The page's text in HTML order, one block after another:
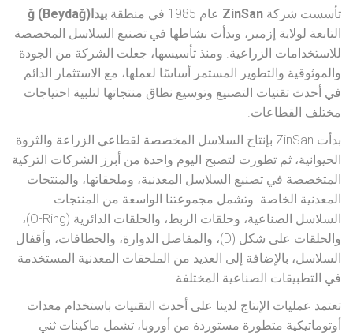
تأسست شركة ZinSan عام 1985 في منطقة
بيداğ (Beydağ)
التابعة لولاية إزمير، وبدأت نشاطها في تصنيع السلاسل المخصصة
للاستخدامات الزراعية. ومنذ تأسيسها، جعلت الشركة من الجودة
والموثوقية والتطوير المستمر أساسًا لعملها، مع الاستثمار الدائم
في أحدث تقنيات التصنيع وتوسيع نطاق منتجاتها لتلبية احتياجات
مختلف القطاعات.
بدأت ZinSan بإنتاج السلاسل المخصصة لقطاعي الزراعة والثروة
الحيوانية، ثم تطورت لتصبح اليوم واحدة من أبرز الشركات التركية
المتخصصة في تصنيع السلاسل المعدنية، وملحقاتها، والمنتجات
المعدنية الخاصة. وتشمل مجموعتنا الواسعة من المنتجات
السلاسل الصناعية، وحلقات الربط، والحلقات الدائرية (O-Ring)،
والحلقات على شكل (D)، والمفاصل الدوارة، والخطافات، وأقفال
السلاسل، بالإضافة إلى العديد من الملحقات المعدنية المستخدمة
في التطبيقات الصناعية المختلفة.
تعتمد عمليات الإنتاج لدينا على أحدث التقنيات باستخدام معدات
أوتوماتيكية متطورة مستوردة من أوروبا، تشمل ماكينات ثني